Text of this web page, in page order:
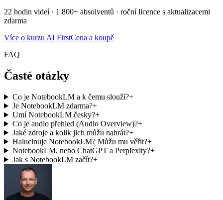
22 hodin videí · 1 800+ absolventů · roční licence s aktualizacemi
zdarma
Více o kurzu AI FirstCena a koupě
FAQ
Časté otázky
Co je NotebookLM a k čemu slouží?+
Je NotebookLM zdarma?+
Umí NotebookLM česky?+
Co je audio přehled (Audio Overview)?+
Jaké zdroje a kolik jich můžu nahrát?+
Halucinuje NotebookLM? Můžu mu věřit?+
NotebookLM, nebo ChatGPT a Perplexity?+
Jak s NotebookLM začít?+